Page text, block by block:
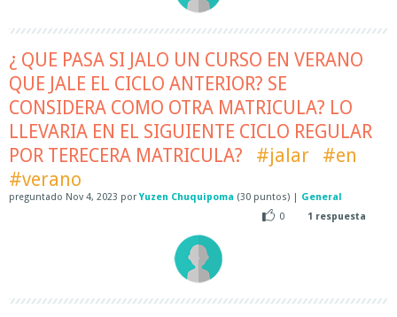
¿ QUE PASA SI JALO UN CURSO EN VERANO
QUE JALE EL CICLO ANTERIOR? SE
CONSIDERA COMO OTRA MATRICULA? LO
LLEVARIA EN EL SIGUIENTE CICLO REGULAR
POR TERECERA MATRICULA?
#jalar
#en
#verano
preguntado Nov 4, 2023 porYuzen Chuquipoma (30 puntos) | General
0
1 respuesta